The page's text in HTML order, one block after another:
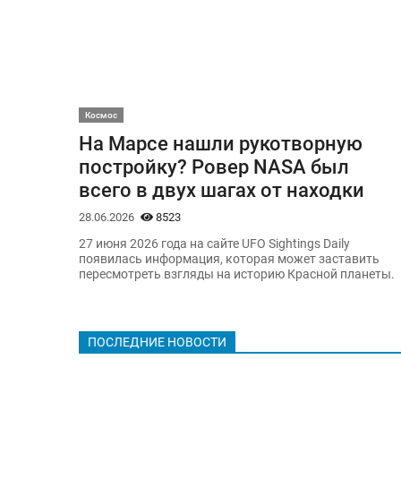
Космос
На Марсе нашли рукотворную
постройку? Ровер NASA был
всего в двух шагах от находки
28.06.2026 8523
27 июня 2026 года на сайте UFO Sightings Daily
появилась информация, которая может заставить
пересмотреть взгляды на историю Красной планеты.
ПОСЛЕДНИЕ НОВОСТИ